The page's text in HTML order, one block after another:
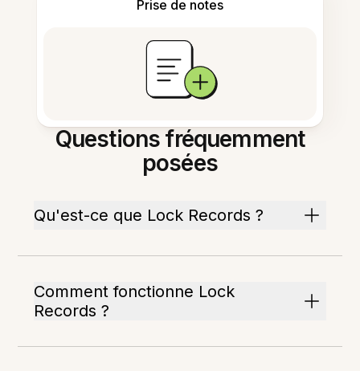
Prise de notes
Questions fréquemment
posées
Qu'est-ce que Lock Records ?
Comment fonctionne Lock
Records ?